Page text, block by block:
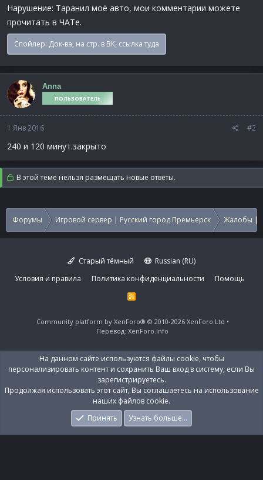
Нарушение: Таранил моё авто, мои комментарии можете
прочитать в ЧАТе.
Спойлер: Док-ва, на стр. в ВК, ссылка туда
Anna
ПОЛЬЗОВАТЕЛЬ
1 Янв 2016 #2
240 и 120 минут.закрыто
В этой теме нельзя размещать новые ответы.
Форумы Игровой сервер | Русский город Премьерск Жалобы |
Старый тёмный
Russian (RU)
Условия и правила
Политика конфиденциальности Помощь
R
S
Community platform by XenForo® © 2010-2026 XenForo Ltd
Перевод: XenForo.Info
На данном сайте используются файлы cookie, чтобы
персонализировать контент и сохранить Ваш вход в систему, если Вы
зарегистрируетесь.
Продолжая использовать этот сайт, Вы соглашаетесь на использование
наших файлов cookie.
Принять
Узнать больше…